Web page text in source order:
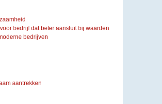
bedrijf dat beter aansluit bij waarden
bedrijven
aantrekken